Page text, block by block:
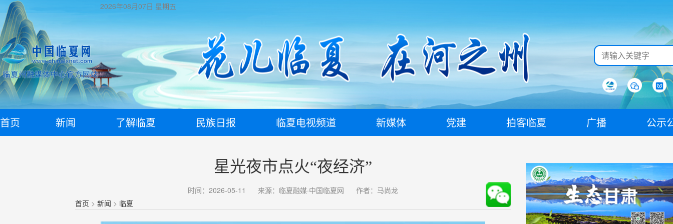
2026年08月07日 星期五
首页 新闻 了解临夏 民族日报 临夏电视频道 新媒体 党建 拍客临夏 广播 公示
星光夜市点火“夜经济”
时间：2026-05-11 来源：临夏融媒·中国临夏网
作者：马尚龙
首页 > 新闻 > 临夏